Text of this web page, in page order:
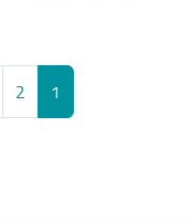
page
1
2